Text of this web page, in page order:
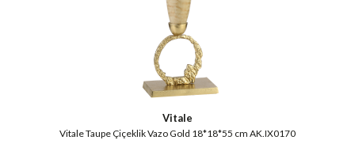
Vitale
Vitale Taupe Çiçeklik Vazo Gold 18*18*55 cm AK.IX0170